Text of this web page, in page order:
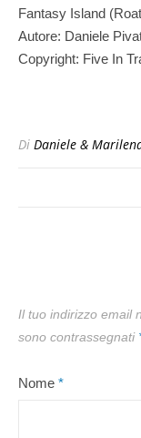
Fantasy Island
Autore: Daniele
Copyright: Five In
Di Daniele &
Il tuo indirizzo email
sono contrassegnati
Nome *